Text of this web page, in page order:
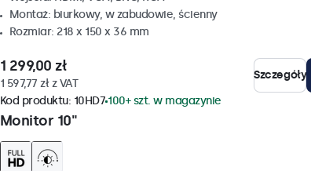
Montaż: biurkowy, w zabudowie, ścienny
Rozmiar: 218 x 150 x 36 mm
1 299,00 zł
1 597,77 zł z VAT
Szczegóły
Monitor 10"
Kod produktu: 10HD7 100+ szt. w magazynie